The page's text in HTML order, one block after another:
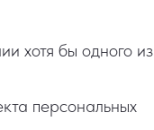
хотя бы одного из
персональных